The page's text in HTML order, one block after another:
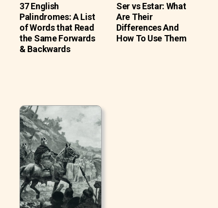
37 English
Palindromes: A List
of Words that Read
the Same Forwards
& Backwards
Ser vs Estar: What
Are Their
Differences And
How To Use Them